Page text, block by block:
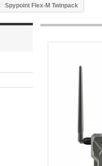
Spypoint Flex-M Twinpack